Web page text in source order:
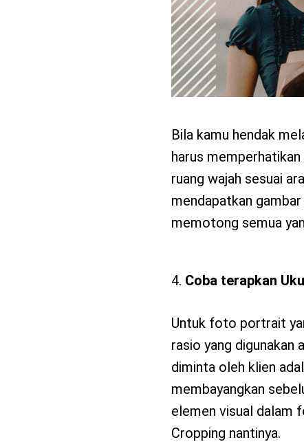
Bila kamu hendak
harus
ruang wajah sesuai
mendapatkan gambar
memotong semua
Coba terapkan
Untuk foto portrait
rasio yang digunakan
diminta oleh klien
membayangkan
elemen visual dalam
Cropping nantinya.